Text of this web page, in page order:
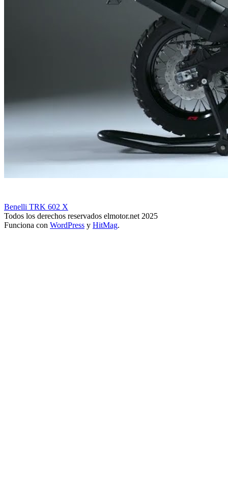
Benelli TRK 602 X
Todos los derechos reservados elmotor.net 2025
Funciona con WordPress y HitMag.